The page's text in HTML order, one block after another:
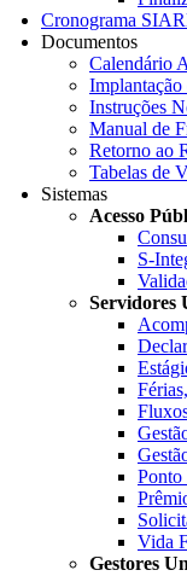
Cronograma
Documentos
Calendário
Instruções
Manual de
Retorno ao
Tabelas de
Sistemas
Acesso
S-
Servidores
Ponto
Vida
Gestores